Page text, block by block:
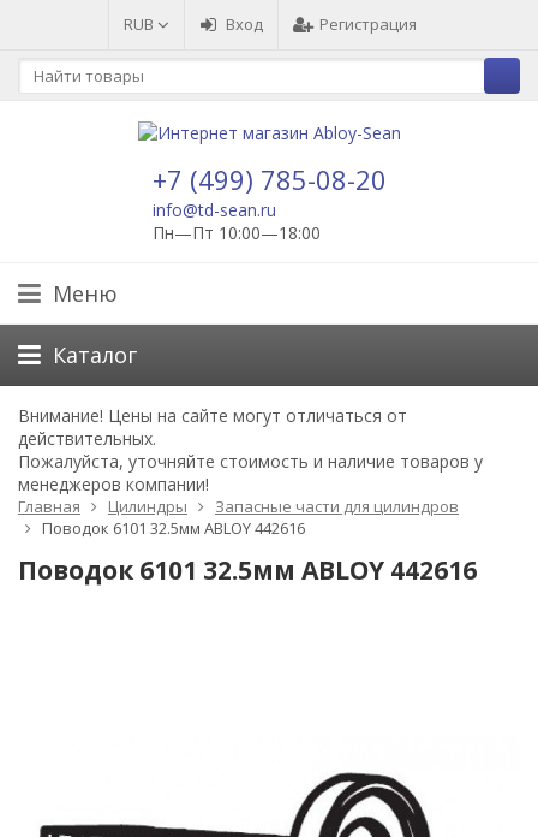
RUB Вход Регистрация
+7 (499) 785-08-20
info@td-sean.ru
Пн—Пт 10:00—18:00
Меню
Каталог
Внимание! Цены на сайте могут отличаться от
действительных.
Пожалуйста, уточняйте стоимость и наличие товаров у
менеджеров компании!
Главная Цилиндры
Запасные части для цилиндров
Поводок 6101 32.5мм ABLOY 442616
Поводок 6101 32.5мм ABLOY 442616